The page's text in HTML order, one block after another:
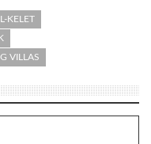
KELET
VILLAS